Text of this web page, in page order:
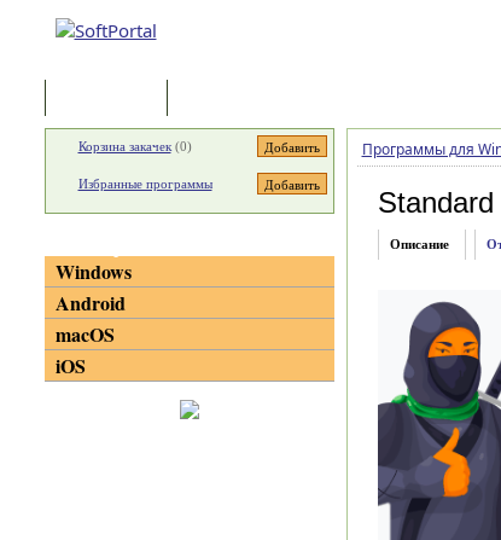
Программы для
Описание
Корзина закачек(0)
Избранные программы
Windows
Android
macOS
iOS